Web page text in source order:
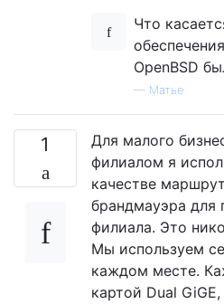
Что
OpenBSD
— Матье
1
Для малого
филиалом я
качестве
брандмауэра для
филиала. Это
Мы используем
каждом месте.
картой Dual